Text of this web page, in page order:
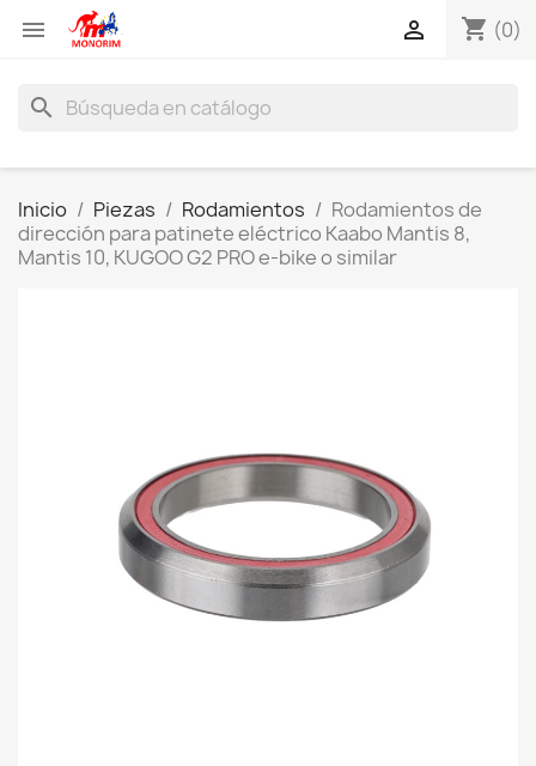
 shopping_cart (0)

search
Inicio Piezas Rodamientos
Rodamientos de
dirección para patinete eléctrico Kaabo Mantis 8,
Mantis 10, KUGOO G2 PRO e-bike o similar